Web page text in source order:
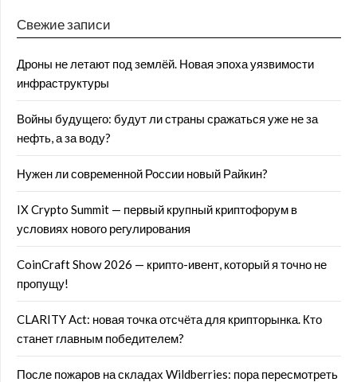
Свежие записи
Дроны не летают под землёй. Новая эпоха уязвимости
инфраструктуры
Войны будущего: будут ли страны сражаться уже не за
нефть, а за воду?
Нужен ли современной России новый Райкин?
IX Crypto Summit — первый крупный криптофорум в
условиях нового регулирования
CoinCraft Show 2026 — крипто-ивент, который я точно не
пропущу!
CLARITY Act: новая точка отсчёта для крипторынка. Кто
станет главным победителем?
После пожаров на складах Wildberries: пора пересмотреть